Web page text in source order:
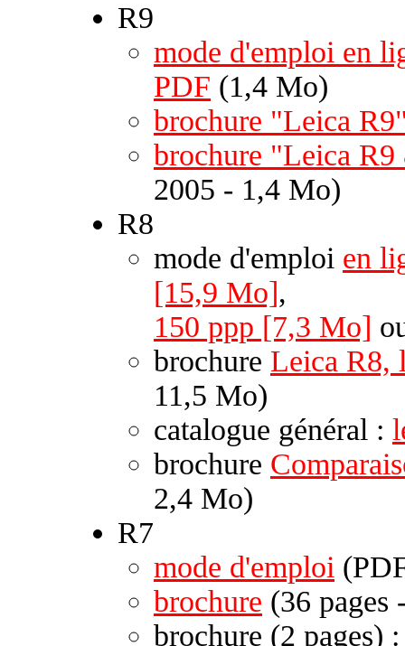
R9
mode d'emploi en
PDF (1,4 Mo)
brochure "Leica
brochure "Leica
2005 - 1,4 Mo)
R8
mode d'emploi en
[15,9 Mo],
150 ppp [7,3 Mo]
brochure Leica R8,
11,5 Mo)
catalogue général :
brochure
2,4 Mo)
R7
mode d'emploi
brochure (36 pages
brochure (2 pages)